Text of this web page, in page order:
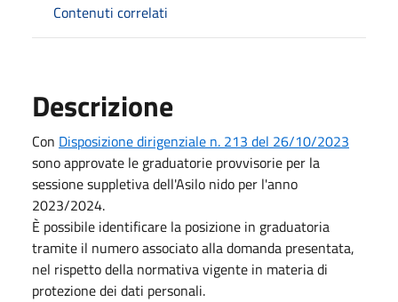
Contenuti correlati
Descrizione
Con Disposizione dirigenziale n. 213 del 26/10/2023
sono approvate le graduatorie provvisorie per la
sessione suppletiva dell'Asilo nido per l'anno
2023/2024.
È possibile identificare la posizione in graduatoria
tramite il numero associato alla domanda presentata,
nel rispetto della normativa vigente in materia di
protezione dei dati personali.